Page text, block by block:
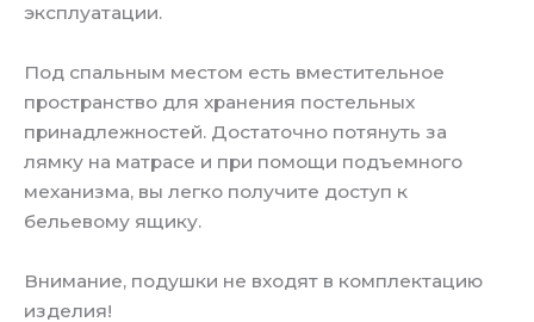
эксплуатации.
Под спальным местом есть вместительное
пространство для хранения постельных
принадлежностей. Достаточно потянуть за
лямку на матрасе и при помощи подъемного
механизма, вы легко получите доступ к
бельевому ящику.
Внимание, подушки не входят в комплектацию
изделия!